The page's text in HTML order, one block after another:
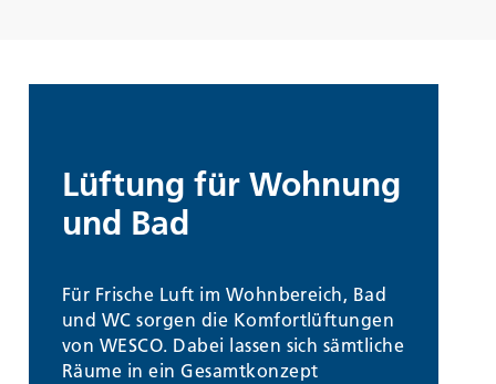
Lüftung für Wohnung
und Bad
Für Frische Luft im Wohnbereich, Bad
und WC sorgen die Komfortlüftungen
von WESCO. Dabei lassen sich sämtliche
Räume in ein Gesamtkonzept